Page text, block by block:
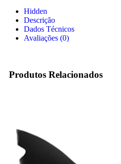
Hidden
Descrição
Dados Técnicos
Avaliações (0)
Produtos Relacionados